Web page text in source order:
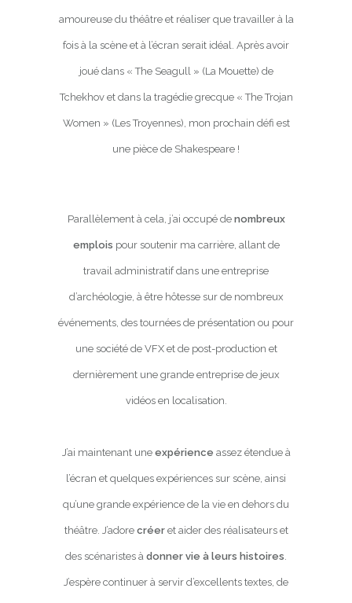
amoureuse du théâtre et réaliser que travailler à la
fois à la scène et à l’écran serait idéal. Après avoir
joué dans « The Seagull » (La Mouette) de
Tchekhov et dans la tragédie grecque « The Trojan
Women » (Les Troyennes), mon prochain défi est
une pièce de Shakespeare !
Parallèlement à cela, j’ai occupé de nombreux
emplois pour soutenir ma carrière, allant de
travail administratif dans une entreprise
d’archéologie, à être hôtesse sur de nombreux
événements, des tournées de présentation ou pour
une société de VFX et de post-production et
dernièrement une grande entreprise de jeux
vidéos en localisation.
J’ai maintenant une expérience assez étendue à
l’écran et quelques expériences sur scène, ainsi
qu’une grande expérience de la vie en dehors du
théâtre. J’adore créeret aider des réalisateurs et
des scénaristes à donner vie à leurs histoires.
J’espère continuer à servir d’excellents textes, de